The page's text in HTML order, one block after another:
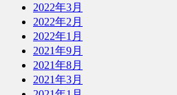
2022年3月
2022年2月
2022年1月
2021年9月
2021年8月
2021年3月